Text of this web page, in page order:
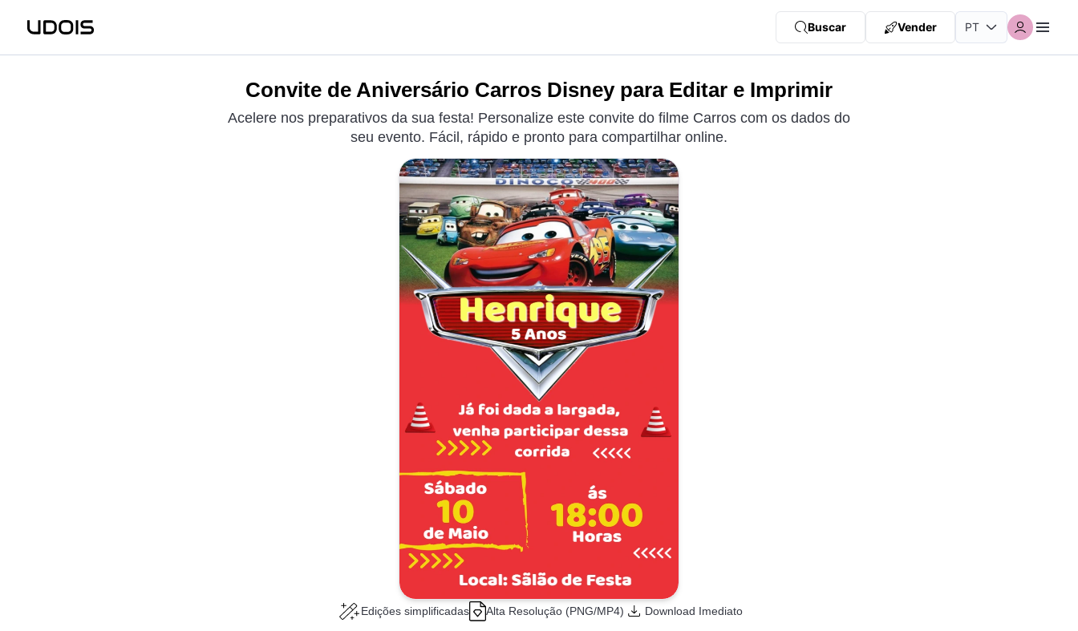
Buscar Vender
Convite de Aniversário Carros Disney para Editar e Imprimir
Acelere nos preparativos da sua festa! Personalize este convite do filme Carros com os dados do
seu evento. Fácil, rápido e pronto para compartilhar online.
Edições simplificadas Alta Resolução (PNG/MP4) Download Imediato